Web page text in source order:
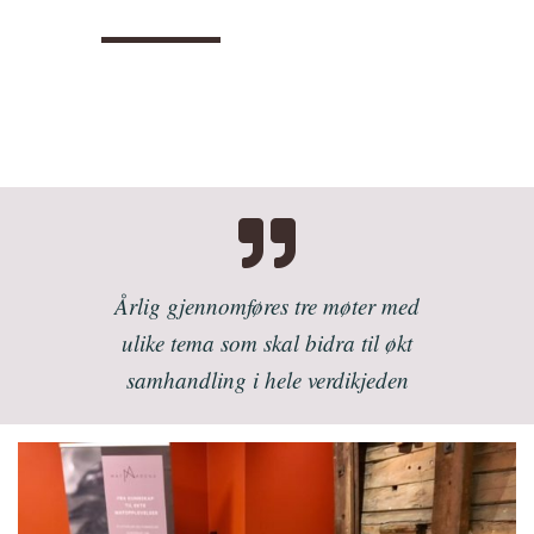
Årlig gjennomføres tre møter med
ulike tema som skal bidra til økt
samhandling i hele verdikjeden